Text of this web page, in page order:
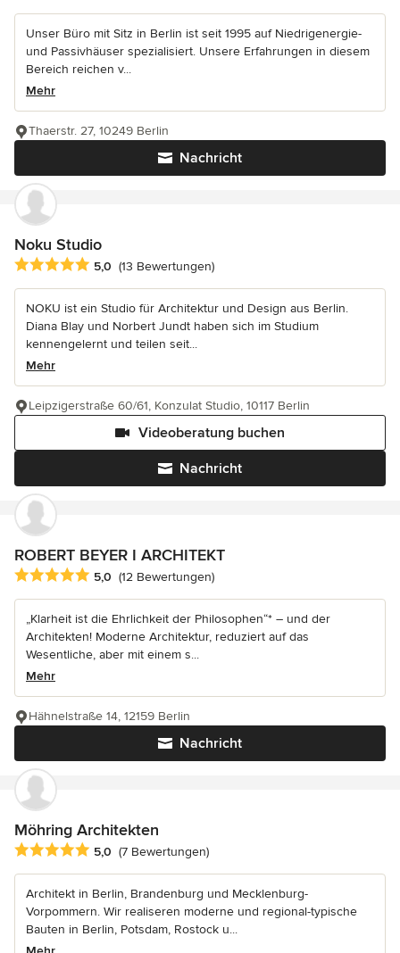
Unser Büro mit Sitz in Berlin ist seit 1995 auf Niedrigenergie-
und Passivhäuser spezialisiert. Unsere Erfahrungen in diesem
Bereich reichen v...
Mehr
Nachricht
Thaerstr. 27, 10249 Berlin
Noku Studio
Durchschnittliche Bewertung: 5 von 5 Sternen
5,0 (13 Bewertungen)
NOKU ist ein Studio für Architektur und Design aus Berlin.
Diana Blay und Norbert Jundt haben sich im Studium
kennengelernt und teilen seit...
Mehr
Nachricht
Videoberatung buchen
Leipzigerstraße 60/61, Konzulat Studio, 10117 Berlin
ROBERT BEYER I ARCHITEKT
Durchschnittliche Bewertung: 5 von 5 Sternen
5,0 (12 Bewertungen)
„Klarheit ist die Ehrlichkeit der Philosophen“* – und der
Architekten! Moderne Architektur, reduziert auf das
Wesentliche, aber mit einem s...
Mehr
Nachricht
Hähnelstraße 14, 12159 Berlin
Möhring Architekten
Durchschnittliche Bewertung: 5 von 5 Sternen
5,0 (7 Bewertungen)
Architekt in Berlin, Brandenburg und Mecklenburg-
Vorpommern. Wir realiseren moderne und regional-typische
Bauten in Berlin, Potsdam, Rostock u...